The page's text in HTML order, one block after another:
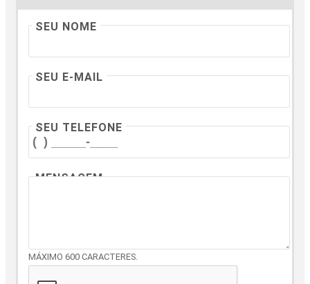
SEU NOME
SEU E-MAIL
SEU TELEFONE
MENSAGEM
MÁXIMO 600 CARACTERES.